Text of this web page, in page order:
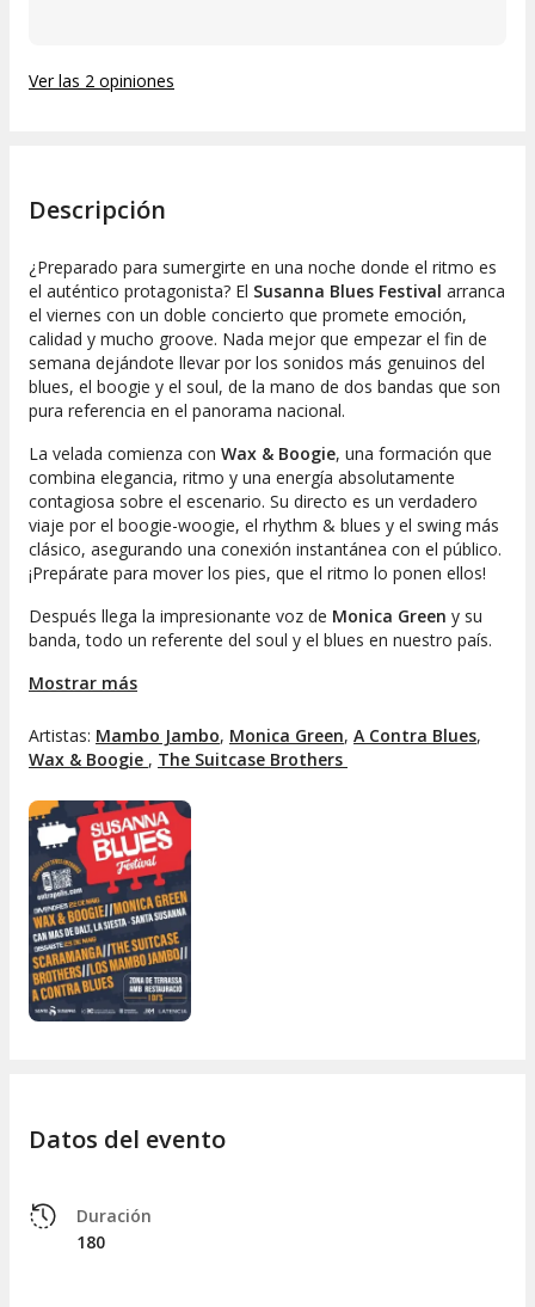
Ver las 2 opiniones
Descripción
¿Preparado para sumergirte en una noche donde el ritmo es
el auténtico protagonista? El Susanna Blues Festival arranca
el viernes con un doble concierto que promete emoción,
calidad y mucho groove. Nada mejor que empezar el fin de
semana dejándote llevar por los sonidos más genuinos del
blues, el boogie y el soul, de la mano de dos bandas que son
pura referencia en el panorama nacional.
La velada comienza con Wax & Boogie, una formación que
combina elegancia, ritmo y una energía absolutamente
contagiosa sobre el escenario. Su directo es un verdadero
viaje por el boogie-woogie, el rhythm & blues y el swing más
clásico, asegurando una conexión instantánea con el público.
¡Prepárate para mover los pies, que el ritmo lo ponen ellos!
Después llega la impresionante voz de Monica Green y su
banda, todo un referente del soul y el blues en nuestro país.
te hará vibrar de principio a fin. Si buscas una experiencia
estabas esperando.
llevar, sentir la música en vivo y celebrar el poder del directo.
No te pierdas la oportunidad de disfrutar de una noche única,
donde el blues se vive desde el primer acorde hasta la última
nota. ¡Hazte con tus entradas y prepárate para vibrar!
Mostrar más
Artistas: Mambo Jambo, Monica Green, A Contra Blues,
Wax & Boogie , The Suitcase Brothers
Datos del evento
Duración
180